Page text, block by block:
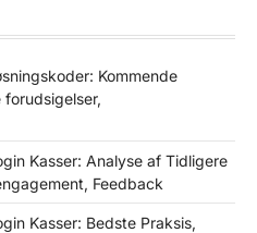
Kommende
Kasser: Analyse af Tidligere
Feedback
Kasser: Bedste Praksis,